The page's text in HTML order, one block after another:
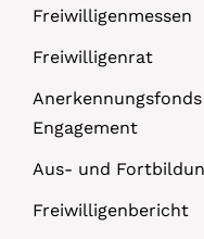
Freiwilligenmessen
Freiwilligenrat
Engagement
Aus- und
Freiwilligenbericht